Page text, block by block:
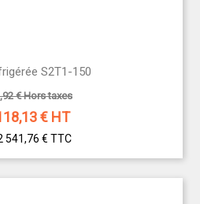
S2T1-150
€ Hors taxes
€ HT
541,76 € TTC